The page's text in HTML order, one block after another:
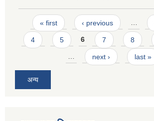
Pages
« first ‹ previous …
4 5 6 7 8
… next › last »
अन्य